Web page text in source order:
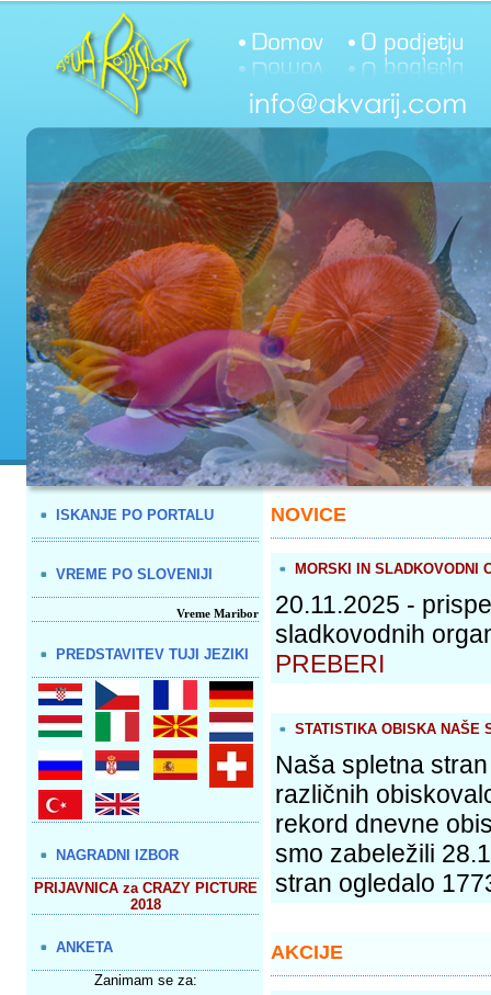
ISKANJE PO PORTALU
VREME PO SLOVENIJI
Vreme Maribor
PREDSTAVITEV TUJI JEZIKI
NAGRADNI IZBOR
PRIJAVNICA za CRAZY PICTURE
2018
ANKETA
Zanimam se za:
NOVICE
MORSKI IN SLADKOVODNI
20.11.2025 -
sladkovodnih
PREBERI
STATISTIKA OBISKA NAŠE
Naša spletna
različnih
rekord dnevne
smo zabeležili
stran ogledalo
AKCIJE